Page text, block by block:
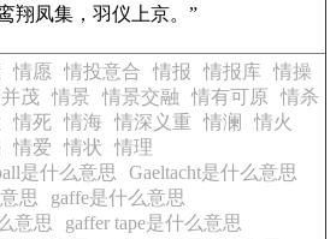
翔凤集，羽仪上京。”
情愿 情投意合 情报 情报库
情操
茂 情景 情景交融 情有可原
情杀
情死 情海 情深义重 情澜
情火
情爱 情状
情理
是什么意思
Gaeltacht是什么意思
思
gaffe是什么意思
意思
gaffer tape是什么意思